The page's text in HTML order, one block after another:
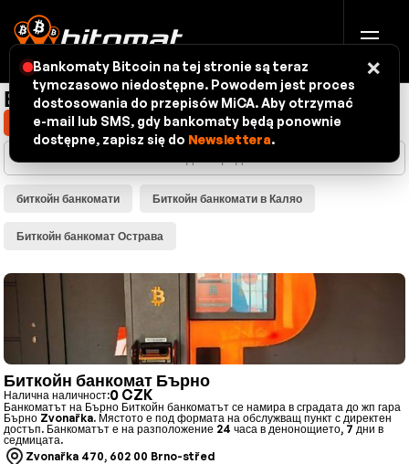
Биткойн банкомати - карта
Покажи местоположението ми
биткойн банкомати Биткойн банкомати в Каляо
Биткойн банкомат Острава
Биткойн банкомат Бърно
Налична наличност:0 CZK
Банкоматът на Бърно Биткойн банкоматът се намира в сградата до жп гара
Бърно Zvonařka. Мястото е под формата на обслужващ пункт с директен
достъп. Банкоматът е на разположение 24 часа в денонощието, 7 дни в
седмицата.
Zvonařka 470, 602 00 Brno-střed
Bankomaty Bitcoin na tej stronie są teraz
tymczasowo niedostępne. Powodem jest proces
dostosowania do przepisów MiCA. Aby otrzymać
e-mail lub SMS, gdy bankomaty będą ponownie
dostępne, zapisz się do Newslettera.
×